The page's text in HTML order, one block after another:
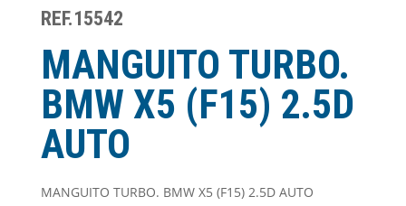
REF.15542
MANGUITO TURBO.
BMW X5 (F15) 2.5D
AUTO
MANGUITO TURBO. BMW X5 (F15) 2.5D AUTO